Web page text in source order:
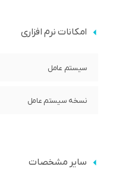
امکانات نرم افزاری
سیستم عامل
نسخه سیستم عامل
سایر مشخصات